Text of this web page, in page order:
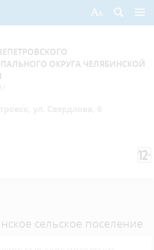
ОКРУГА ЧЕЛЯБИНСКОЙ
сельское поселение